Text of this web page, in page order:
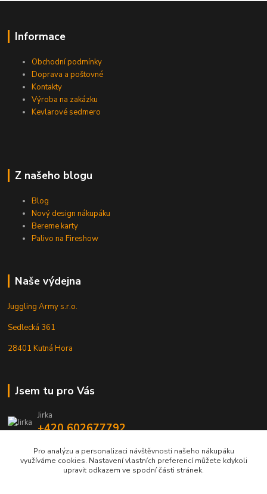
Informace
Obchodní podmínky
Doprava a poštovné
Kontakty
Výroba na zakázku
Kevlarové sedmero
Z našeho blogu
Blog
Nový design nákupáku
Bereme karty
Palivo na Fireshow
Naše výdejna
Juggling Army s.r.o.
Sedlecká 361
28401 Kutná Hora
Jsem tu pro Vás
Jirka
+420 602677792
info@jarmy.cz
Pro analýzu a personalizaci návštěvnosti našeho nákupáku
využíváme cookies. Nastavení vlastních preferencí můžete kdykoli
upravit odkazem ve spodní části stránek.